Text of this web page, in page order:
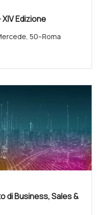
Edizione
50–Roma
di Business, Sales &